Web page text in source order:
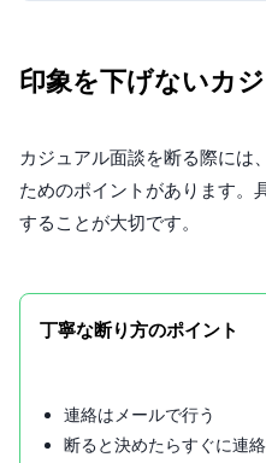
印象を下げないカ
カジュアル面談を断る際には
ためのポイントがあります。
することが大切です。
丁寧な断り方のポイント
連絡はメールで行う
断ると決めたらすぐに連